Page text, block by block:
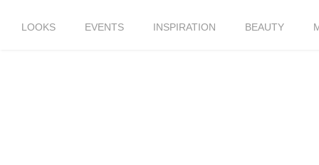
LOOKS EVENTS INSPIRATION BEAUTY